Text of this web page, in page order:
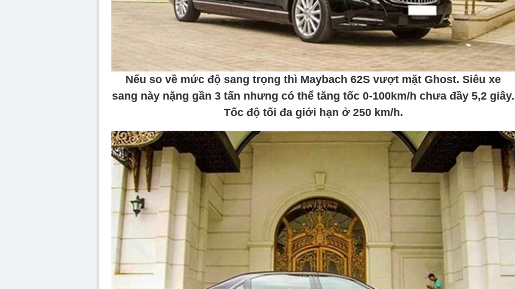
Nếu so về mức độ sang trọng thì Maybach 62S vượt mặt Ghost. Siêu xe
sang này nặng gần 3 tấn nhưng có thể tăng tốc 0-100km/h chưa đầy 5,2 giây.
Tốc độ tối đa giới hạn ở 250 km/h.